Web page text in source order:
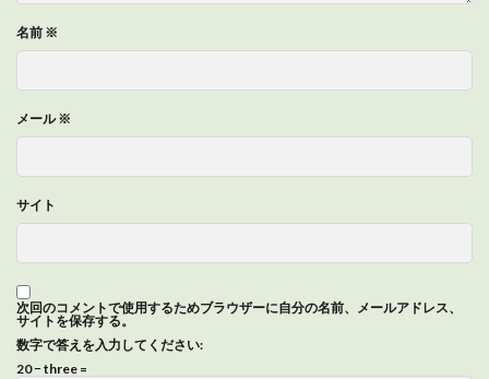
名前 ※
メール※
サイト
次回のコメントで使用するためブラウザーに自分の名前、メールアドレス、
サイトを保存する。
数字で答えを入力してください:
20 − three =